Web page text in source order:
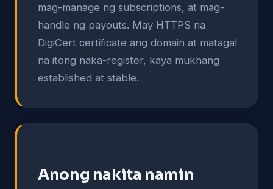
mag-manage ng subscriptions, at mag-
handle ng payouts. May HTTPS na
DigiCert certificate ang domain at matagal
na itong naka-register, kaya mukhang
established at stable.
Anong nakita namin